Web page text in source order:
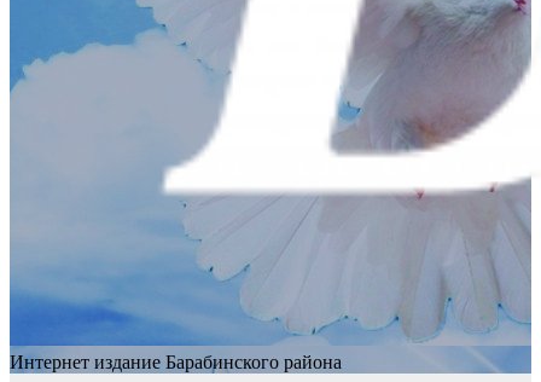
Интернет издание Барабинского района